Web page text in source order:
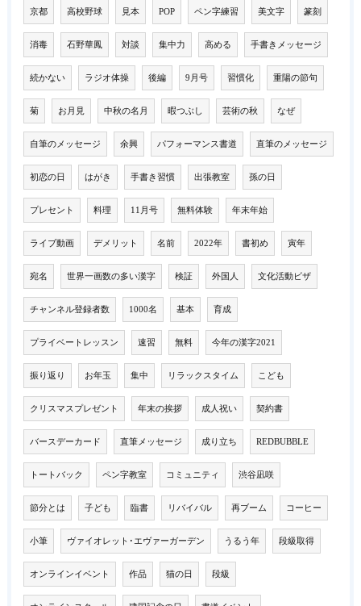
京都 高校野球 見本 POP ペン字練習 美文字 篆刻
消毒 石野華鳳 対談 集中力 高める 手書きメッセージ
続かない ラジオ体操 後編 9月号 習慣化 重陽の節句
菊 お月見 中秋の名月 暇つぶし 芸術の秋 なぜ
自筆のメッセージ 余興 パフォーマンス書道 直筆のメッセージ
初恋の日 はがき 手書き習慣 出張教室 孫の日
プレセント 料理 11月号 無料体験 年末年始
ライブ動画 デメリット 名前 2022年 書初め 寅年
宛名 世界一画数の多い漢字 検証 外国人 文化活動ビザ
チャンネル登録者数 1000名 基本 育成
プライベートレッスン 速習 無料 今年の漢字2021
振り返り お年玉 集中 リラックスタイム こども
クリスマスプレゼント 年末の挨拶 成人祝い 契約書
バースデーカード 直筆メッセージ 成り立ち REDBUBBLE
トートバック ペン字教室 コミュニティ 渋谷凪咲
節分とは 子ども 臨書 リバイバル 再ブーム コーヒー
小筆 ヴァイオレット･エヴァーガーデン うるう年 段級取得
オンラインイベント 作品 猫の日 段級